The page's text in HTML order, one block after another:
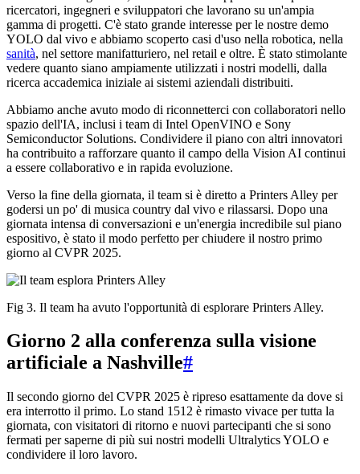
ricercatori, ingegneri e sviluppatori che lavorano su un'ampia
gamma di progetti. C'è stato grande interesse per le nostre demo
YOLO dal vivo e abbiamo scoperto casi d'uso nella robotica, nella
sanità, nel settore manifatturiero, nel retail e oltre. È stato stimolante
vedere quanto siano ampiamente utilizzati i nostri modelli, dalla
ricerca accademica iniziale ai sistemi aziendali distribuiti.
Abbiamo anche avuto modo di riconnetterci con collaboratori nello
spazio dell'IA, inclusi i team di Intel OpenVINO e Sony
Semiconductor Solutions. Condividere il piano con altri innovatori
ha contribuito a rafforzare quanto il campo della Vision AI continui
a essere collaborativo e in rapida evoluzione.
Verso la fine della giornata, il team si è diretto a Printers Alley per
godersi un po' di musica country dal vivo e rilassarsi. Dopo una
giornata intensa di conversazioni e un'energia incredibile sul piano
espositivo, è stato il modo perfetto per chiudere il nostro primo
giorno al CVPR 2025.
Fig 3. Il team ha avuto l'opportunità di esplorare Printers Alley.
Giorno 2 alla conferenza sulla visione
artificiale a Nashville#
Il secondo giorno del CVPR 2025 è ripreso esattamente da dove si
era interrotto il primo. Lo stand 1512 è rimasto vivace per tutta la
giornata, con visitatori di ritorno e nuovi partecipanti che si sono
fermati per saperne di più sui nostri modelli Ultralytics YOLO e
condividere il loro lavoro.